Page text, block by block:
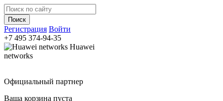
Регистрация Войти
+7 495 374-94-35
Huawei
networks
Официальный партнер
Ваша корзина пуста